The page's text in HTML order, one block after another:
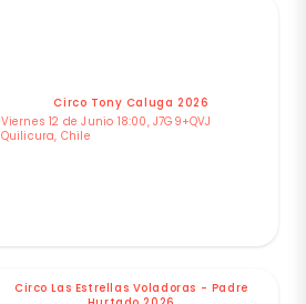
Circo Tony Caluga 2026
Viernes 12 de Junio 18:00, J7G9+QVJ
Quilicura, Chile
Circo Las Estrellas Voladoras - Padre